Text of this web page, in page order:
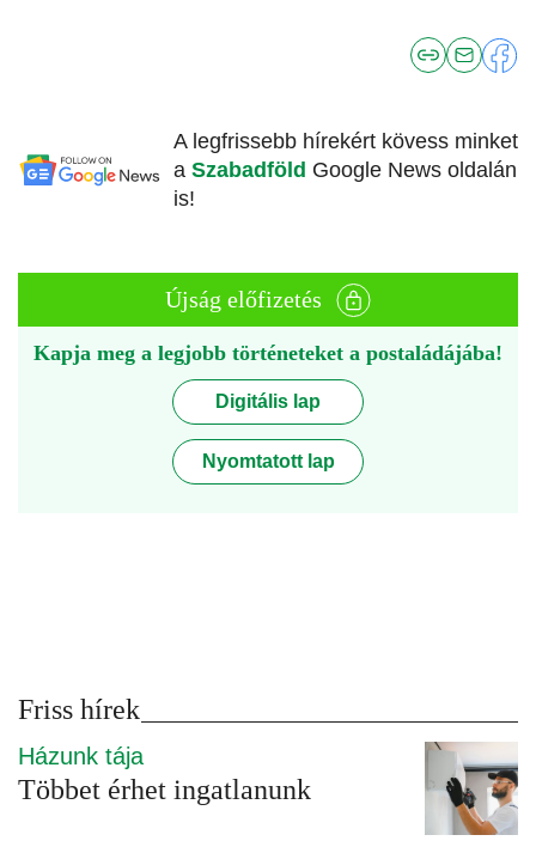
A legfrissebb hírekért kövess minket
a Szabadföld Google News oldalán
is!
Újság előfizetés
Kapja meg a legjobb történeteket a postaládájába!
Digitális lap
Nyomtatott lap
Friss hírek
Házunk tája
Többet érhet ingatlanunk